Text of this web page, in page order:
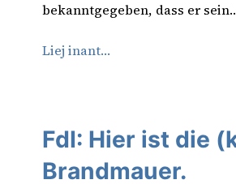
bekanntgegeben, dass er
Liej inant…
FdI: Hier ist die
Brandmauer.